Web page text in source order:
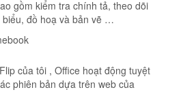
gồm kiểm tra chính tả, theo dõi
đồ hoạ và bản vẽ …
của tôi , Office hoạt động tuyệt
phiên bản dựa trên web của